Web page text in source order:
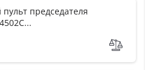
председателя